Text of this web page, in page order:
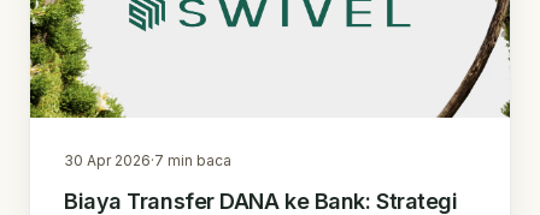
30 Apr 2026·7 min baca
Biaya Transfer DANA ke Bank: Strategi